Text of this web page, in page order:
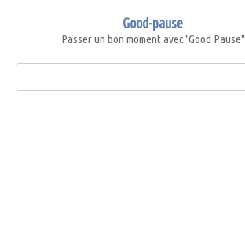
Good-pause
Passer un bon moment avec "Good Pause"
Search: